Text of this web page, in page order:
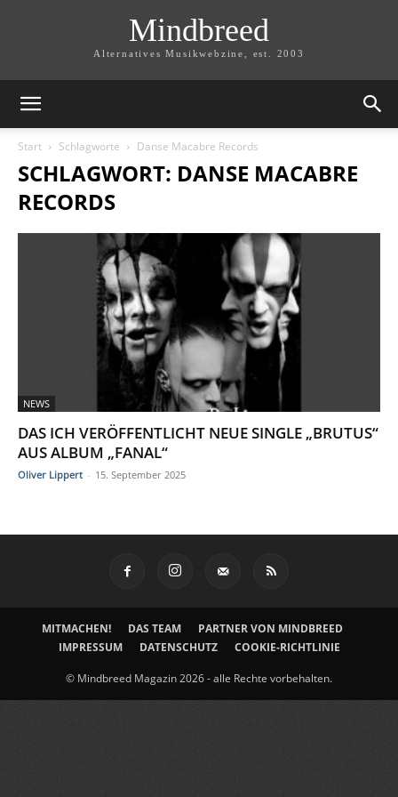
Mindbreed
Alternatives Musikwebzine, est. 2003
Start Schlagworte Danse Macabre Records
SCHLAGWORT: DANSE MACABRE
RECORDS
NEWS
DAS ICH VERÖFFENTLICHT NEUE SINGLE „BRUTUS“
AUS ALBUM „FANAL“
Oliver Lippert - 15. September 2025
MITMACHEN! DAS TEAM
PARTNER VON MINDBREED
IMPRESSUM
DATENSCHUTZ COOKIE-RICHTLINIE
© Mindbreed Magazin 2026 - alle Rechte vorbehalten.